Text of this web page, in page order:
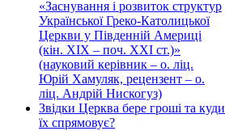
«Заснування і розвиток структур
Української Греко-Католицької
Церкви у Південній Америці
(кін. ХІХ – поч. ХХІ ст.)»
(науковий керівник – о. ліц.
Юрій Хамуляк, рецензент – о.
ліц. Андрій Нискогуз)
Звідки Церква бере гроші та куди
їх спрямовує?